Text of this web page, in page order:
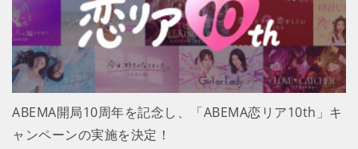
ABEMA開局10周年を記念し、「ABEMA恋リア10th」キ
ャンペーンの実施を決定！